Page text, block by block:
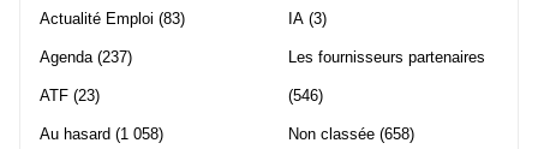
Actualité Emploi (83)
Agenda (237)
ATF (23)
Au hasard (1 058)
IA (3)
Les fournisseurs partenaires
(546)
Non classée (658)